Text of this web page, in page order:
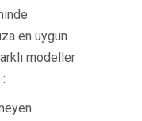
en uygun
modeller